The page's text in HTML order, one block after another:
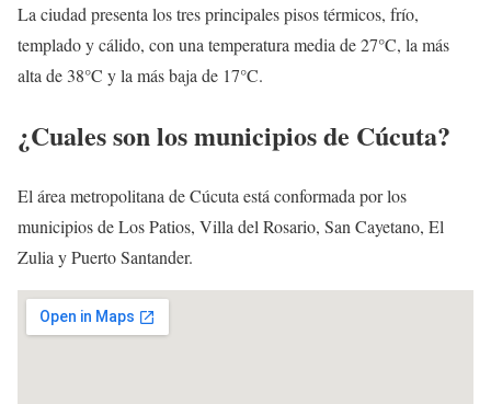
La ciudad presenta los tres principales pisos térmicos, frío,
templado y cálido, con una temperatura media de 27°C, la más
alta de 38°C y la más baja de 17°C.
¿Cuales son los municipios de Cúcuta?
El área metropolitana de Cúcuta está conformada por los
municipios de Los Patios, Villa del Rosario, San Cayetano, El
Zulia y Puerto Santander.